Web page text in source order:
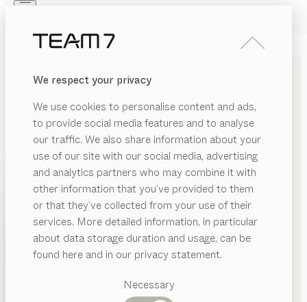
We respect your privacy
We use cookies to personalise content and ads,
to provide social media features and to analyse
our traffic. We also share information about your
use of our site with our social media, advertising
and analytics partners who may combine it with
other information that you’ve provided to them
or that they’ve collected from your use of their
services. More detailed information, in particular
about data storage duration and usage, can be
found here and in our privacy statement.
Necessary
PRODUKTE
INSPIRATION
HÄNDLER
Vorgeschlagene
Kategorien
PRODUKTE
INSPIRATION
ÜBER UNS
filignoWOHNWAND
von Dominik Tesseraux
Ob elegant und zeitlos oder jung und wild. filigno ist
wandelbar, aber immer klar und einprägsam. Ein
Programm, das beinahe grenzenlose Vielseitigkeit
bietet und fließende Übergänge zwischen Küche, Ess-
und Wohnbereich ermöglicht.
HÄNDLER FINDEN